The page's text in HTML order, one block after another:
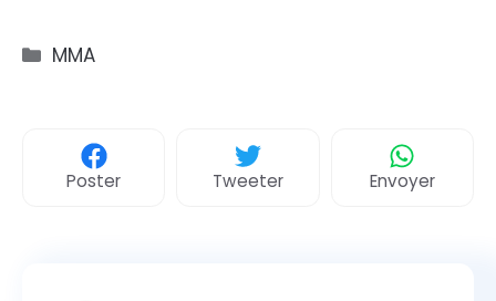
Catégories
MMA
Poster Tweeter Envoyer